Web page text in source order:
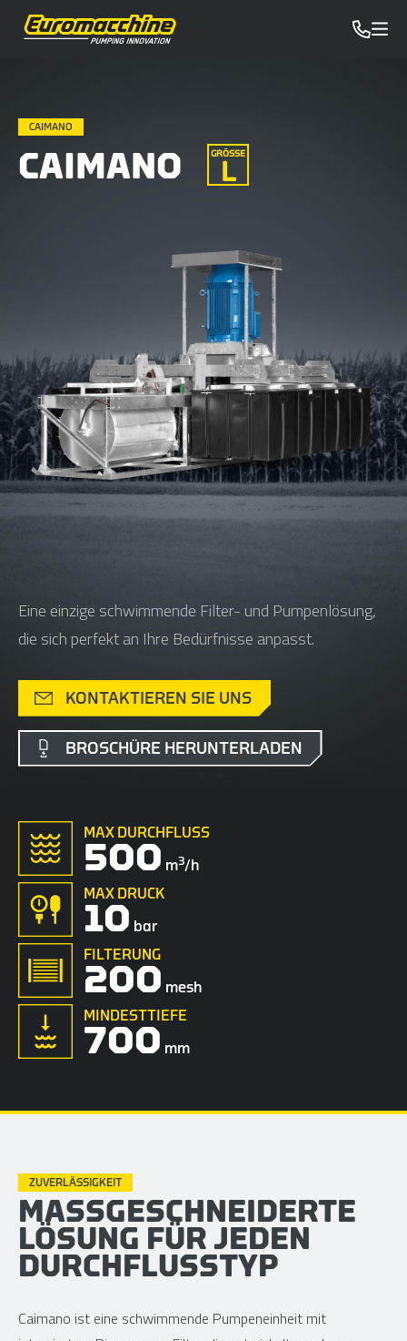
CAIMANO
CAIMANO GRÖSSE
L
Eine einzige schwimmende Filter- und Pumpenlösung,
die sich perfekt an Ihre Bedürfnisse anpasst.
KONTAKTIEREN SIE UNS
BROSCHÜRE HERUNTERLADEN
MAX DURCHFLUSS
500 m3/h
MAX DRUCK
10 bar
FILTERUNG
200 mesh
MINDESTTIEFE
700 mm
ZUVERLÄSSIGKEIT
MASSGESCHNEIDERTE
LÖSUNG FÜR JEDEN
DURCHFLUSSTYP
Caimano ist eine schwimmende Pumpeneinheit mit